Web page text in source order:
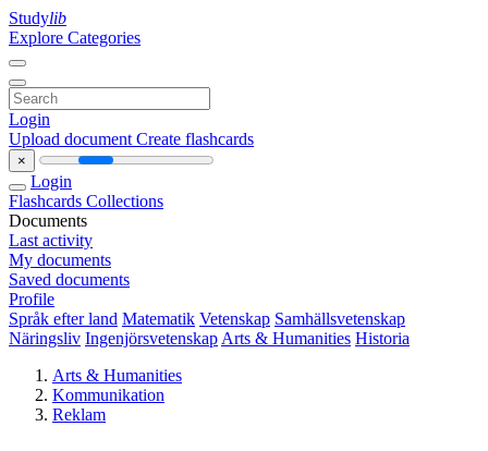
Studylib
Explore Categories
Login
Upload document Create flashcards
×
Login
Flashcards Collections
Documents
Last activity
My documents
Saved documents
Profile
Språk efter land Matematik Vetenskap Samhällsvetenskap
Näringsliv Ingenjörsvetenskap Arts & Humanities Historia
Arts & Humanities
Kommunikation
Reklam